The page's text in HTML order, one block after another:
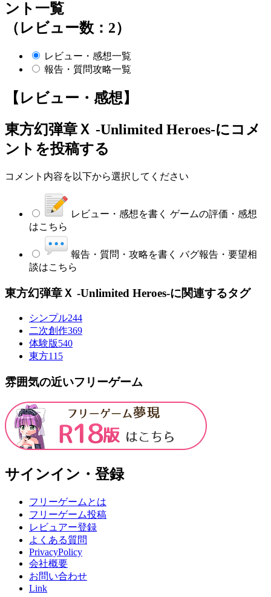
ント一覧
（レビュー数：2）
レビュー・感想一覧
報告・質問攻略一覧
【レビュー・感想】
東方幻弾章Ｘ -Unlimited Heroes-にコメ
ントを投稿する
コメント内容を以下から選択してください
レビュー・感想を書く ゲームの評価・感想
はこちら
報告・質問・攻略を書く バグ報告・要望相
談はこちら
東方幻弾章Ｘ -Unlimited Heroes-に関連するタグ
シンプル244
二次創作369
体験版540
東方115
雰囲気の近いフリーゲーム
サインイン・登録
フリーゲームとは
フリーゲーム投稿
レビュアー登録
よくある質問
PrivacyPolicy
会社概要
お問い合わせ
Link